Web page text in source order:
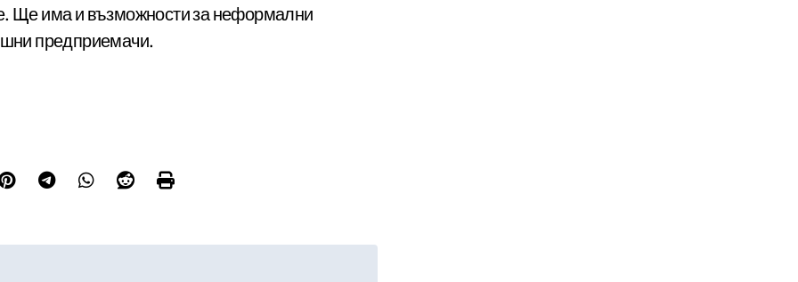
Ще има и възможности за неформални
предприемачи.